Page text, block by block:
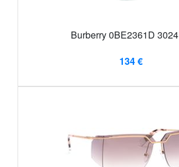
Burberry 0BE2361D
134 €